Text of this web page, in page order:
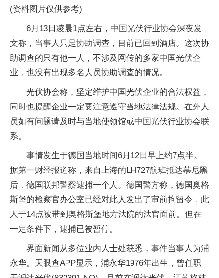
(资料图片仅供参考)
6月13日凌晨1点左右，中国光伏行业协会深夜发
文称，当事人只是协助调查，目前已回到酒店。这次协
助调查的只有他一人，不涉及网传的多家中国光伏企
业，也没有出现多名人员协助调查的情况。
光伏协会称，坚定维护中国光伏企业的合法权益，
同时也提醒企业一定要注意遵守当地法律法规。在外人
员如有问题请及时与当地使领馆或中国光伏行业协会联
系。
事情发生于德国当地时间6月12日早上约7点半。
据第一财经报道称，来自上海的LH727航班抵达慕尼黑
后，德国联邦警察逮捕一个人。德国警方称，德国奥格
斯堡的检察官办公室已经对此人发出了审前拘留令，此
人于14点被带到奥格斯堡地方法院的法官面前。但在
一定条件下，逮捕已被暂停。
界面新闻从多位业内人士处获悉，事件当事人为浦
永华。天眼查APP显示，浦永华1976年出生，曾任职